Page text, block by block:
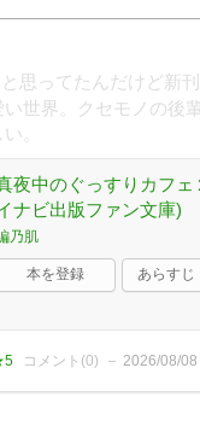
思ってたんだけど新
い世界。クセモノの後
。
夜中のぐっすりカフ
ナビ出版ファン文庫)
乃肌
本を登録 あらすじ
コメント(0) 2026/08/08